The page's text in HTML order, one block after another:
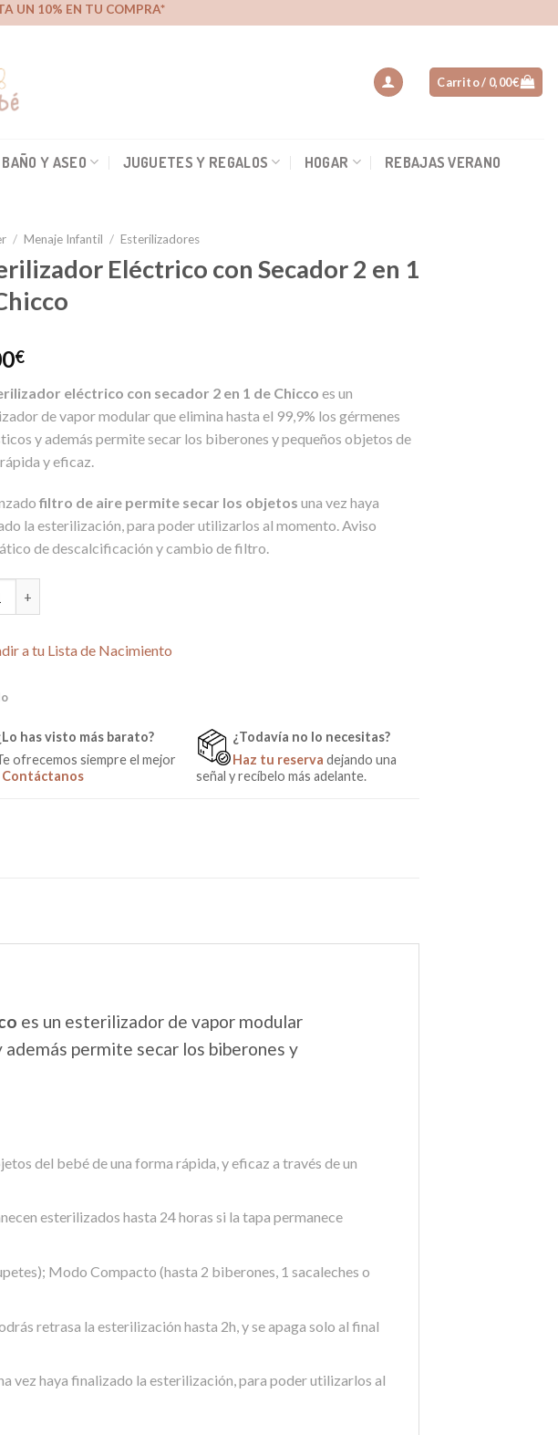
UN 10% EN TU COMPRA*
Carrito / 0,00€
BAÑO Y ASEO JUGUETES Y REGALOS HOGAR REBAJAS VERANO
/ Menaje Infantil / Esterilizadores
Eléctrico con Secador 2 en 1
€
eléctrico con secador 2 en 1 de Chicco es un
de vapor modular que elimina hasta el 99,9% los gérmenes
y además permite secar los biberones y pequeños objetos de
y eficaz.
filtro de aire permite secar los objetos una vez haya
la esterilización, para poder utilizarlos al momento. Aviso
de descalcificación y cambio de filtro.
a tu Lista de Nacimiento
has visto más barato?
ofrecemos siempre el mejor
Contáctanos
¿Todavía no lo necesitas?
Haz tu reserva dejando una
señal y recíbelo más adelante.
es un esterilizador de vapor modular
permite secar los biberones y
del bebé de una forma rápida, y eficaz a través de un
esterilizados hasta 24 horas si la tapa permanece
Modo Compacto (hasta 2 biberones, 1 sacaleches o
retrasa la esterilización hasta 2h, y se apaga solo al final
vez haya finalizado la esterilización, para poder utilizarlos al